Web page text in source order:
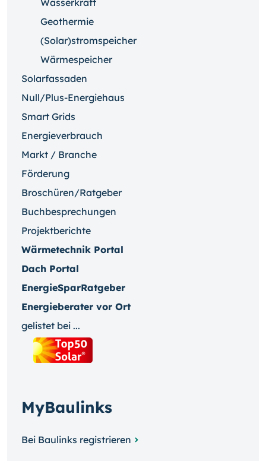
Wasserkraft
Geothermie
(Solar)stromspeicher
Wärmespeicher
Solarfassaden
Null/Plus-Energiehaus
Smart Grids
Energieverbrauch
Markt / Branche
Förderung
Broschüren/Ratgeber
Buchbesprechungen
Projektberichte
Wärmetechnik Portal
Dach Portal
EnergieSparRatgeber
Energieberater vor Ort
gelistet bei ...
MyBaulinks
Bei Baulinks registrieren